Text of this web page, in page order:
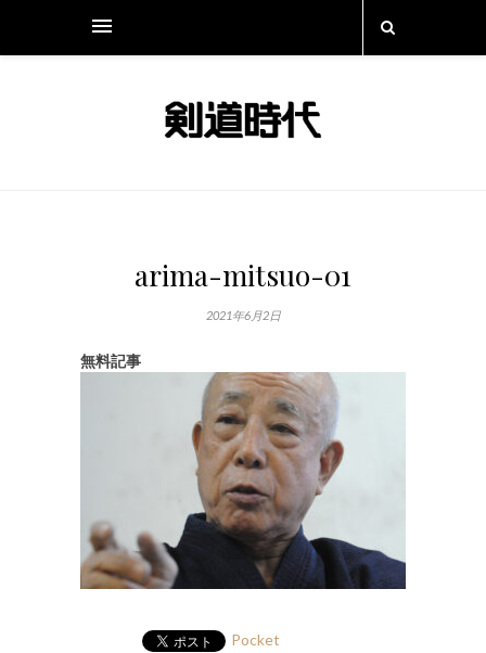
arima-mitsuo-01
2021年6月2日
無料記事
Pocket